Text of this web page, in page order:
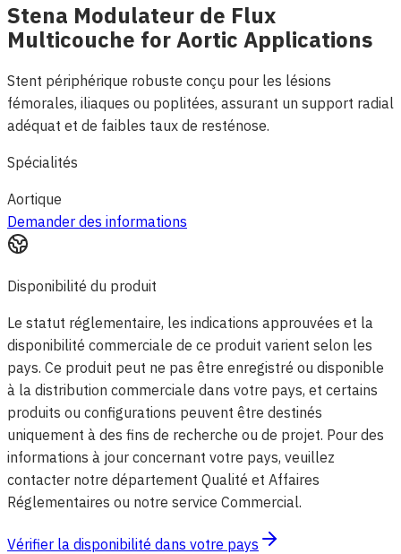
Stena Modulateur de Flux
Multicouche for Aortic Applications
Stent périphérique robuste conçu pour les lésions
fémorales, iliaques ou poplitées, assurant un support radial
adéquat et de faibles taux de resténose.
Spécialités
Aortique
Demander des informations
Disponibilité du produit
Le statut réglementaire, les indications approuvées et la
disponibilité commerciale de ce produit varient selon les
pays. Ce produit peut ne pas être enregistré ou disponible
à la distribution commerciale dans votre pays, et certains
produits ou configurations peuvent être destinés
uniquement à des fins de recherche ou de projet. Pour des
informations à jour concernant votre pays, veuillez
contacter notre département Qualité et Affaires
Réglementaires ou notre service Commercial.
Vérifier la disponibilité dans votre pays